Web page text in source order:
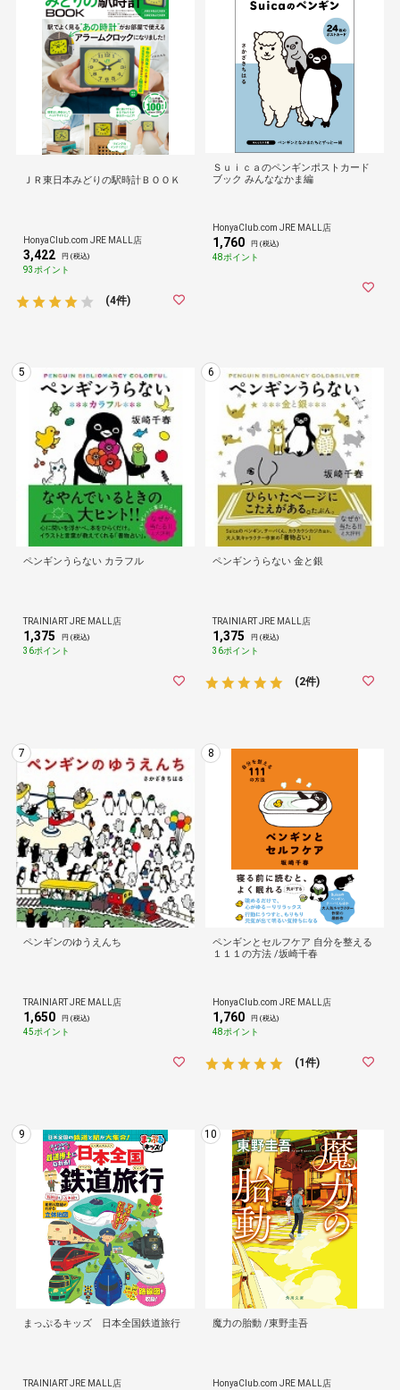
ＪＲ東日本みどりの駅時計ＢＯＯＫ
HonyaClub.com JRE MALL店
3,422 円 (税込)
93ポイント
(4件)
Ｓｕｉｃａのペンギンポストカード
ブック みんななかま編
HonyaClub.com JRE MALL店
1,760 円 (税込)
48ポイント
5
ペンギンうらない カラフル
TRAINIART JRE MALL店
1,375 円 (税込)
36ポイント
6
ペンギンうらない 金と銀
TRAINIART JRE MALL店
1,375 円 (税込)
36ポイント
(2件)
7
ペンギンのゆうえんち
TRAINIART JRE MALL店
1,650 円 (税込)
45ポイント
8
ペンギンとセルフケア 自分を整える
１１１の方法 /坂崎千春
HonyaClub.com JRE MALL店
1,760 円 (税込)
48ポイント
(1件)
9
まっぷるキッズ 日本全国鉄道旅行
TRAINIART JRE MALL店
10
魔力の胎動 /東野圭吾
HonyaClub.com JRE MALL店